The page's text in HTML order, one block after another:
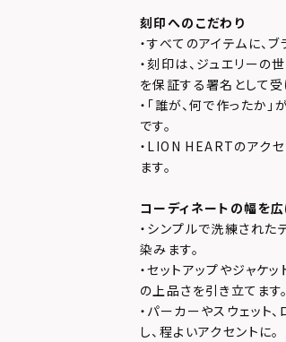
刻印へのこだわり
・すべてのアイテムに、
・刻印は、ジュエリーの
を保証する署名として受
・「誰が、何で作ったか
です。
・LION HEARTのアク
ます。
コーディネートの幅を
・シンプルで洗練された
染みます。
・セットアップやジャケ
の上品さを引き立てます。
・パーカーやスウェット
し、程よいアクセントに。